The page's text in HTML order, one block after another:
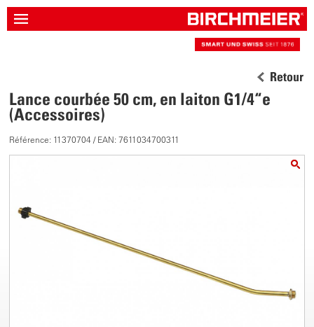
Retour
Lance courbée 50 cm, en laiton G1/4“e
(Accessoires)
Référence: 11370704 / EAN: 7611034700311